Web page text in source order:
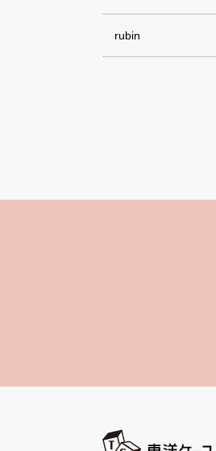
rubin